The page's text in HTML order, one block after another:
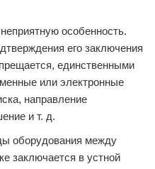
особенность.
его заключения
единственными
или электронные
направление
и т. д.
оборудования между
заключается в устной